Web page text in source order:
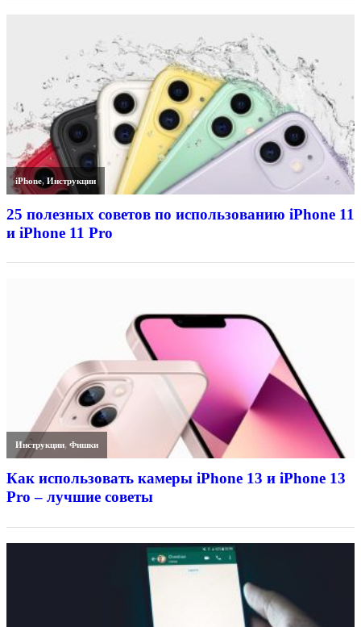
iPhone,Инструкции
25 полезных советов по использованию iPhone 11
и iPhone 11 Pro
Инструкции,Фишки
Как использовать камеры iPhone 13 и iPhone 13
Pro – лучшие советы